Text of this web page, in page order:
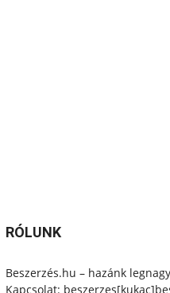
RÓLUNK
Beszerzés.hu – hazánk
Kapcsolat: